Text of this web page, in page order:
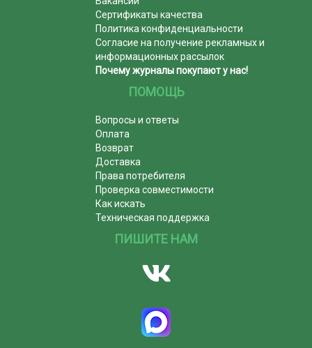
Сертификаты качества
Политика конфиденциальности
Согласие на получение рекламных и
информационных рассылок
Почему журналы покупают у нас!
ПОМОЩЬ
Вопросы и ответы
Оплата
Возврат
Доставка
Права потребителя
Проверка совместимости
Как искать
Техническая поддержка
ПИШИТЕ НАМ